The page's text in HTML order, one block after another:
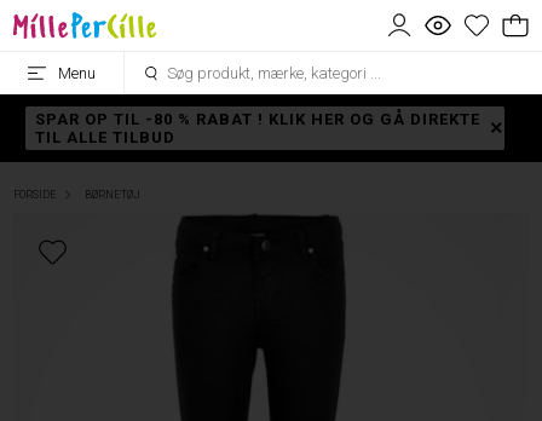
Menu
SPAR OP TIL -80 % RABAT ! KLIK HER OG GÅ DIREKTE
TIL ALLE TILBUD
FORSIDE BØRNETØJ